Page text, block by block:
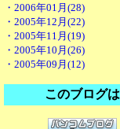
・2006年01月(28)
・2005年12月(22)
・2005年11月(19)
・2005年10月(26)
・2005年09月(12)
このブログは